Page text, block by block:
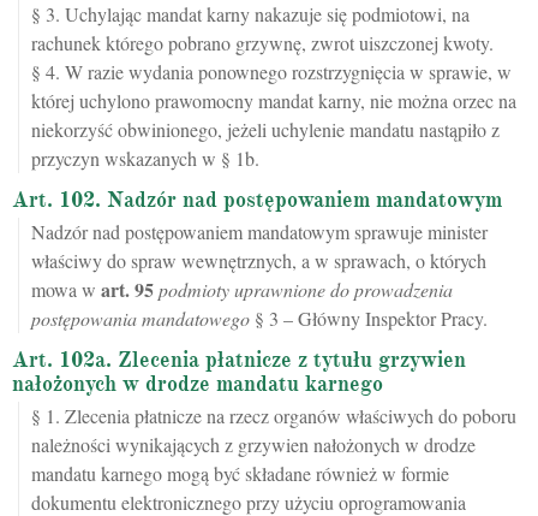
§ 3. Uchylając mandat karny nakazuje się podmiotowi, na
rachunek którego pobrano grzywnę, zwrot uiszczonej kwoty.
§ 4. W razie wydania ponownego rozstrzygnięcia w sprawie, w
której uchylono prawomocny mandat karny, nie można orzec na
niekorzyść obwinionego, jeżeli uchylenie mandatu nastąpiło z
przyczyn wskazanych w § 1b.
Art. 102. Nadzór nad postępowaniem mandatowym
Nadzór nad postępowaniem mandatowym sprawuje minister
właściwy do spraw wewnętrznych, a w sprawach, o których
mowa w art.95podmioty uprawnione do prowadzenia
postępowania mandatowego § 3 – Główny Inspektor Pracy.
Art. 102a. Zlecenia płatnicze z tytułu grzywien
nałożonych w drodze mandatu karnego
§ 1. Zlecenia płatnicze na rzecz organów właściwych do poboru
należności wynikających z grzywien nałożonych w drodze
mandatu karnego mogą być składane również w formie
dokumentu elektronicznego przy użyciu oprogramowania